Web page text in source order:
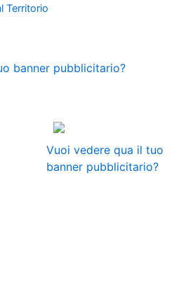
Territorio
banner pubblicitario?
ADS
Vuoi vedere qua il tuo
banner pubblicitario?